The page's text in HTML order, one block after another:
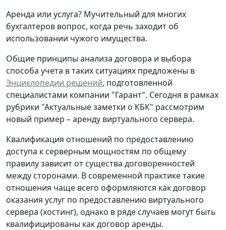
Аренда или услуга? Мучительный для многих
бухгалтеров вопрос, когда речь заходит об
использовании чужого имущества.
Общие принципы анализа договора и выбора
способа учета в таких ситуациях предложены в
Энциклопедии решений, подготовленной
специалистами компании "Гарант". Сегодня в рамках
рубрики "Актуальные заметки о КБК" рассмотрим
новый пример – аренду виртуального сервера.
Квалификация отношений по предоставлению
доступа к серверным мощностям по общему
правилу зависит от существа договоренностей
между сторонами. В современной практике такие
отношения чаще всего оформляются как договор
оказания услуг по предоставлению виртуального
сервера (хостинг), однако в ряде случаев могут быть
квалифицированы как договор аренды.